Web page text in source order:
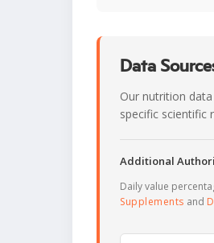
Data
Our nutrition
specific scientific
Additional
Daily value
Supplements and